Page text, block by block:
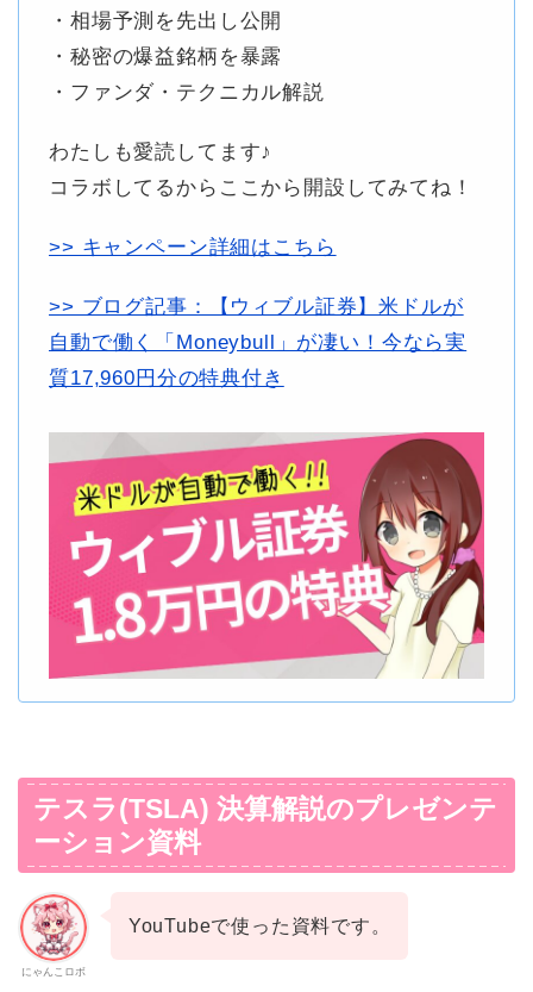
・相場予測を先出し公開
・秘密の爆益銘柄を暴露
・ファンダ・テクニカル解説
わたしも愛読してます♪
コラボしてるからここから開設してみてね！
>> キャンペーン詳細はこちら
>> ブログ記事：【ウィブル証券】米ドルが
自動で働く「Moneybull」が凄い！今なら実
質17,960円分の特典付き
テスラ(TSLA) 決算解説のプレゼンテ
ーション資料
にゃんこロボ
YouTubeで使った資料です。